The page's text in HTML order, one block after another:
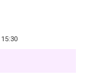
15:30